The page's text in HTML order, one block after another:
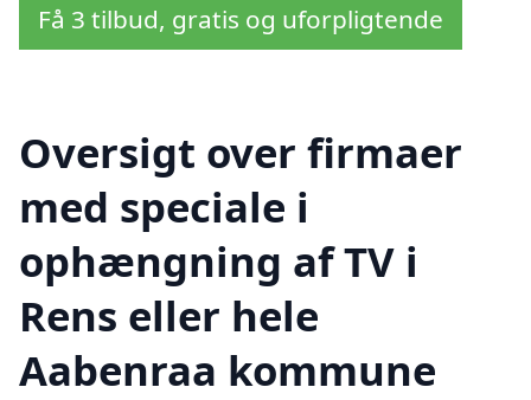
Få 3 tilbud, gratis og uforpligtende
Oversigt over firmaer
med speciale i
ophængning af TV i
Rens eller hele
Aabenraa kommune